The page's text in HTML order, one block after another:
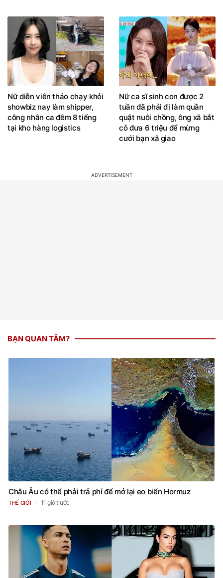
Nữ diễn viên tháo chạy khỏi
showbiz nay làm shipper,
công nhân ca đêm 8 tiếng
tại kho hàng logistics
Nữ ca sĩ sinh con được 2
tuần đã phải đi làm quần
quật nuôi chồng, ông xã bắt
cô đưa 6 triệu để mừng
cưới bạn xã giao
BẠN QUAN TÂM?
Châu Âu có thể phải trả phí để mở lại eo biển Hormuz
THẾ GIỚI 11 giờ trước